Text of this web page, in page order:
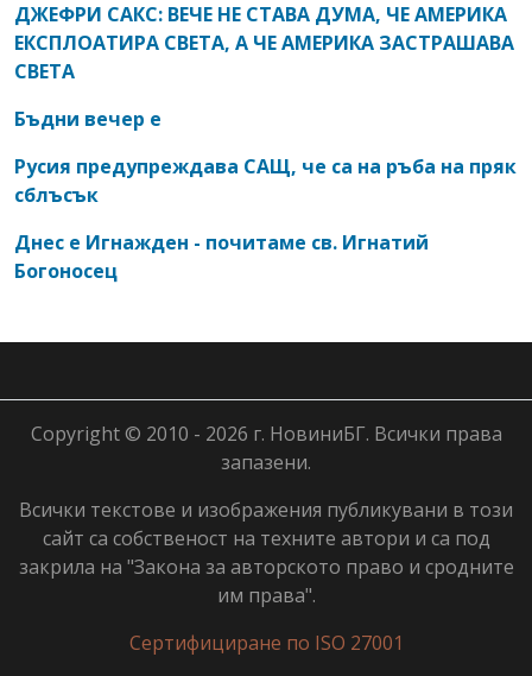
ДЖЕФРИ САКС: ВЕЧЕ НЕ СТАВА ДУМА, ЧЕ АМЕРИКА
ЕКСПЛОАТИРА СВЕТА, А ЧЕ АМЕРИКА ЗАСТРАШАВА
СВЕТА
Бъдни вечер е
Русия предупреждава САЩ, че са на ръба на пряк
сблъсък
Днес е Игнажден - почитаме св. Игнатий
Богоносец
Copyright © 2010 - 2026 г. НовиниБГ. Всички права
запазени.
Всички текстове и изображения публикувани в този
сайт са собственост на техните автори и са под
закрила на "Закона за авторското право и сродните
им права".
Сертифициране по ISO 27001